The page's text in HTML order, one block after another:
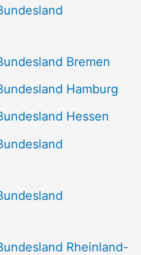
Bremen
Hamburg
Hessen
Rheinland-